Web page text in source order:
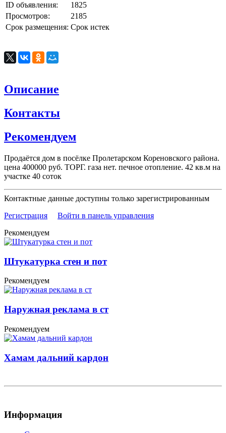
ID объявления:
1825
Просмотров:
2185
Срок размещения: Срок истек
Описание
Контакты
Рекомендуем
Продаётся дом в посёлке Пролетарском Кореновского района.
цена 400000 руб. ТОРГ. газа нет. печное отопление. 42 кв.м на
участке 40 соток
Контактные данные доступны только зарегистрированным
Регистрация
Войти в панель управления
Рекомендуем
Штукатурка стен и пот
Рекомендуем
Наружная реклама в ст
Рекомендуем
Хамам дальний кардон
Информация